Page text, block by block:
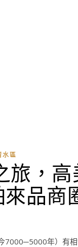
水區
，高
品商
年）有